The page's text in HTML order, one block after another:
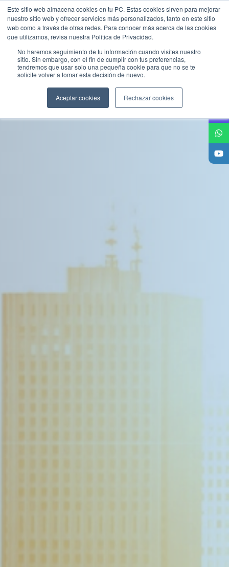
Este sitio web almacena cookies en tu PC. Estas cookies sirven para mejorar
nuestro sitio web y ofrecer servicios más personalizados, tanto en este sitio
web como a través de otras redes. Para conocer más acerca de las cookies
que utilizamos, revisa nuestra Política de Privacidad.
No haremos seguimiento de tu información cuando visites nuestro
sitio. Sin embargo, con el fin de cumplir con tus preferencias,
tendremos que usar solo una pequeña cookie para que no se te
solicite volver a tomar esta decisión de nuevo.
Aceptar cookies Rechazar cookies